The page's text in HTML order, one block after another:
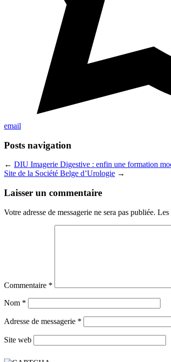
email
Posts navigation
← DIU Imagerie Digestive : enfin une formation
Site de la Société Belge d’Urologie →
Laisser un commentaire
Votre adresse de messagerie ne sera pas publiée. Les
Commentaire *
Nom *
Adresse de messagerie *
Site web